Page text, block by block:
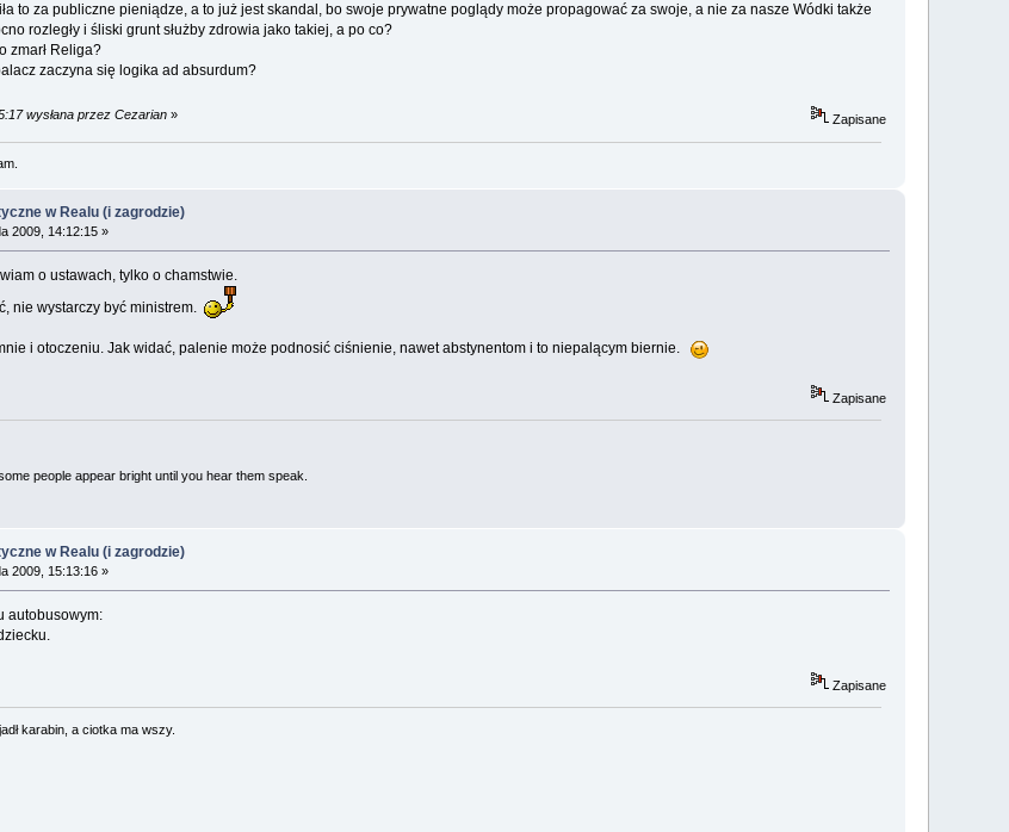
to za publiczne pieniądze, a to już jest skandal, bo swoje prywatne poglądy może propagować za swoje, a nie za nasze Wódki także
rozległy i śliski grunt służby zdrowia jako takiej, a po co?
zmarł Religa?
zaczyna się logika ad absurdum?
wysłana przez Cezarian» Zapisane
w Realu (i zagrodzie)
2009, 14:12:15 »
o ustawach, tylko o chamstwie.
nie wystarczy być ministrem.
i otoczeniu. Jak widać, palenie może podnosić ciśnienie, nawet abstynentom i to niepalącym biernie.
Zapisane
people appear bright until you hear them speak.
w Realu (i zagrodzie)
2009, 15:13:16 »
autobusowym:
Zapisane
karabin, a ciotka ma wszy.